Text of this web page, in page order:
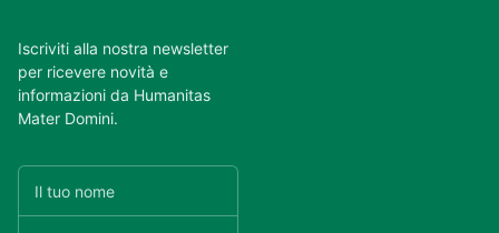
Iscriviti alla nostra newsletter
per ricevere novità e
informazioni da Humanitas
Mater Domini.